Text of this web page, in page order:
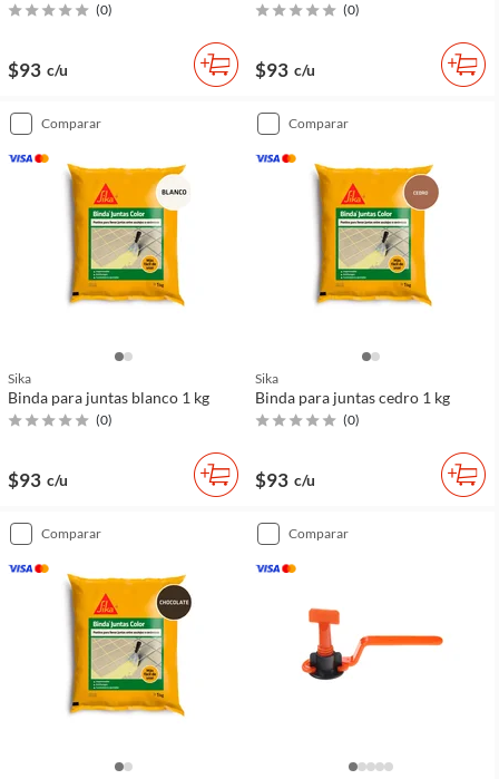
(0)
$93 c/u
(0)
$93 c/u
comparar
Sika
Binda para juntas blanco 1 kg
(0)
$93 c/u
comparar
Sika
Binda para juntas cedro 1 kg
(0)
$93 c/u
comparar comparar